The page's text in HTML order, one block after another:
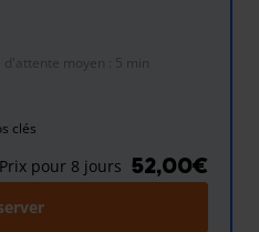
d'attente moyen : 5 min
clés
Prix pour 8 jours 52,00€